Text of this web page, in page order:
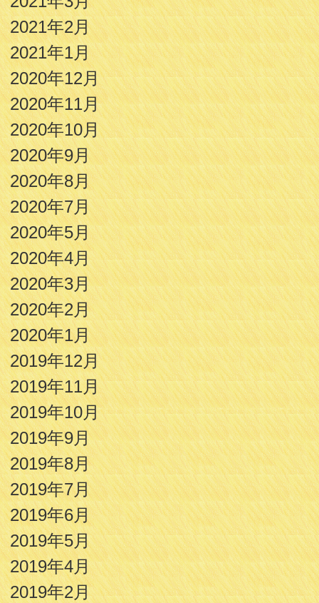
2021年2月
2021年1月
2020年12月
2020年11月
2020年10月
2020年9月
2020年8月
2020年7月
2020年5月
2020年4月
2020年3月
2020年2月
2020年1月
2019年12月
2019年11月
2019年10月
2019年9月
2019年8月
2019年7月
2019年6月
2019年5月
2019年4月
2019年2月